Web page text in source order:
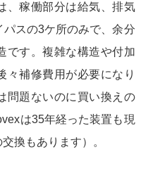
、稼働部分は給気、排気
スの3ケ所のみで、余分
です。複雑な構造や付加
々補修費用が必要になり
問題ないのに買い換えの
は35年経った装置も現
換もあります）。